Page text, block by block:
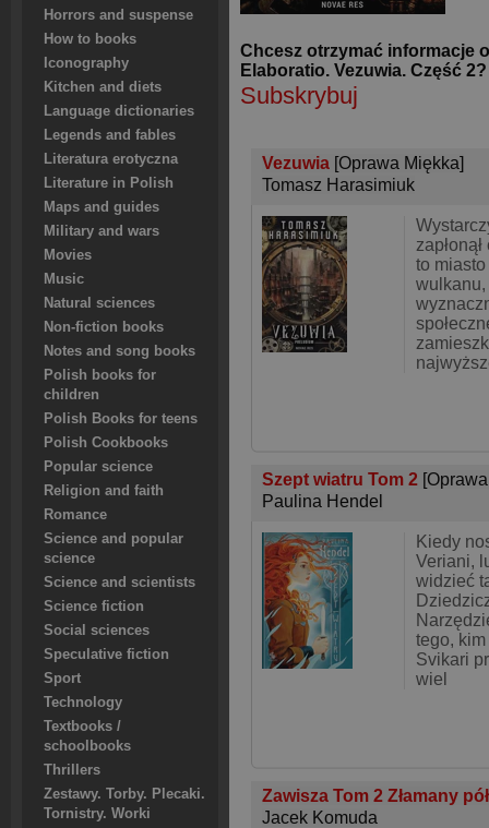
Horrors and suspense
How to books
Iconography
Kitchen and diets
Language dictionaries
Legends and fables
Literatura erotyczna
Literature in Polish
Maps and guides
Military and wars
Movies
Music
Natural sciences
Non-fiction books
Notes and song books
Polish books for
children
Polish Books for teens
Polish Cookbooks
Popular science
Religion and faith
Romance
Science and popular
science
Science and scientists
Science fiction
Social sciences
Speculative fiction
Sport
Technology
Textbooks /
schoolbooks
Thrillers
Zestawy. Torby. Plecaki.
Tornistry. Worki
Chcesz otrzymać informacje
Elaboratio. Vezuwia. Część 2?
Subskrybuj
Vezuwia [Oprawa Miękka]
Tomasz Harasimiuk
to
wulkanu,
Szept wiatru Tom 2
Paulina Hendel
Kiedy
Veriani,
widzieć
tego, kim
Svikari
wiel
Zawisza Tom 2 Złamany
Jacek Komuda